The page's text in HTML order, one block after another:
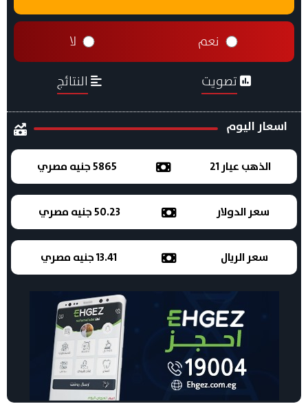
نعم لا
تصويت النتائج
اسعار اليوم
الذهب عيار 21 5865 جنيه مصري
سعر الدولار 50.23 جنيه مصري
سعر الريال 13.41 جنيه مصري